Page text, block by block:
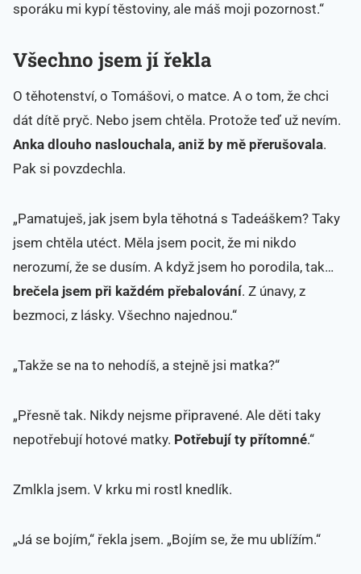
sporáku mi kypí těstoviny, ale máš moji pozornost.“
Všechno jsem jí řekla
O těhotenství, o Tomášovi, o matce. A o tom, že chci
dát dítě pryč. Nebo jsem chtěla. Protože teď už nevím.
Anka dlouho naslouchala, aniž by mě přerušovala.
Pak si povzdechla.
„Pamatuješ, jak jsem byla těhotná s Tadeáškem? Taky
jsem chtěla utéct. Měla jsem pocit, že mi nikdo
nerozumí, že se dusím. A když jsem ho porodila, tak…
brečela jsem při každém přebalování. Z únavy, z
bezmoci, z lásky. Všechno najednou.“
„Takže se na to nehodíš, a stejně jsi matka?“
„Přesně tak. Nikdy nejsme připravené. Ale děti taky
nepotřebují hotové matky. Potřebují ty přítomné.“
Zmlkla jsem. V krku mi rostl knedlík.
„Já se bojím,“ řekla jsem. „Bojím se, že mu ublížím.“